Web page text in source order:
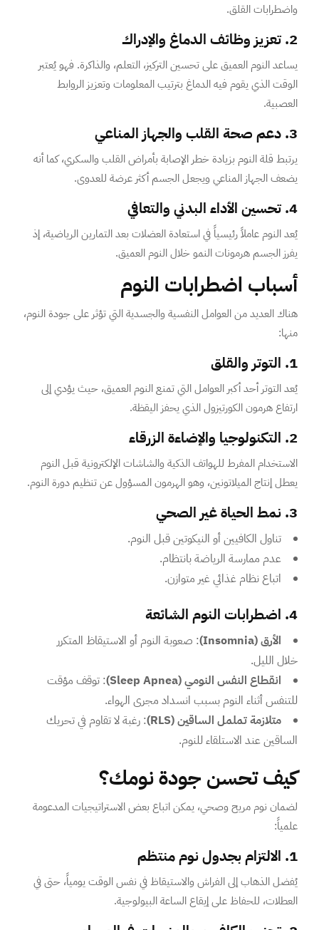
واضطرابات القلق.
2. تعزيز وظائف الدماغ والإدراك
يساعد النوم العميق على تحسين التركيز، التعلم، والذاكرة. فهو يُعتبر
الوقت الذي يقوم فيه الدماغ بترتيب المعلومات وتعزيز الروابط
العصبية.
3. دعم صحة القلب والجهاز المناعي
يرتبط قلة النوم بزيادة خطر الإصابة بأمراض القلب والسكري، كما أنه
يضعف الجهاز المناعي ويجعل الجسم أكثر عرضة للعدوى.
4. تحسين الأداء البدني والتعافي
يُعد النوم عاملاً رئيسياً في استعادة العضلات بعد التمارين الرياضية، إذ
يفرز الجسم هرمونات النمو خلال النوم العميق.
أسباب اضطرابات النوم
هناك العديد من العوامل النفسية والجسدية التي تؤثر على جودة النوم،
منها:
1. التوتر والقلق
يُعد التوتر أحد أكبر العوامل التي تمنع النوم العميق، حيث يؤدي إلى
ارتفاع هرمون الكورتيزول الذي يحفز اليقظة.
2. التكنولوجيا والإضاءة الزرقاء
الاستخدام المفرط للهواتف الذكية والشاشات الإلكترونية قبل النوم
يعطل إنتاج الميلاتونين، وهو الهرمون المسؤول عن تنظيم دورة النوم.
3. نمط الحياة غير الصحي
تناول الكافيين أو النيكوتين قبل النوم.
عدم ممارسة الرياضة بانتظام.
اتباع نظام غذائي غير متوازن.
4. اضطرابات النوم الشائعة
الأرق (Insomnia)
: صعوبة النوم أو الاستيقاظ المتكرر
خلال الليل.
انقطاع النفس النومي (Sleep Apnea)
: توقف مؤقت
للتنفس أثناء النوم بسبب انسداد مجرى الهواء.
متلازمة تململ الساقين (RLS)
: رغبة لا تقاوم في تحريك
الساقين عند الاستلقاء للنوم.
كيف تحسن جودة نومك؟
لضمان نوم مريح وصحي، يمكن اتباع بعض الاستراتيجيات المدعومة
علمياً:
1. الالتزام بجدول نوم منتظم
يُفضل الذهاب إلى الفراش والاستيقاظ في نفس الوقت يومياً، حتى في
العطلات، للحفاظ على إيقاع الساعة البيولوجية.